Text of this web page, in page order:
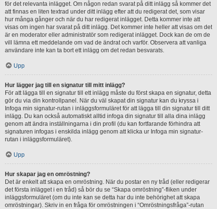
för det relevanta inlägget. Om någon redan svarat på ditt inlägg så kommer det
att finnas en liten textrad under ditt inlägg efter att du redigerat det, som visar
hur många gånger och när du har redigerat inlägget. Detta kommer inte att
visas om ingen har svarat på ditt inlägg. Det kommer inte heller att visas om det
är en moderator eller administratör som redigerat inlägget. Dock kan de om de
vill lämna ett meddelande om vad de ändrat och varför. Observera att vanliga
användare inte kan ta bort ett inlägg om det redan besvarats.
Upp
Hur lägger jag till en signatur till mitt inlägg?
För att lägga till en signatur till ett inlägg måste du först skapa en signatur, detta
gör du via din kontrollpanel. När du väl skapat din signatur kan du kryssa i
Infoga min signatur-rutan i inläggsformuläret för att lägga till din signatur till ditt
inlägg. Du kan också automatiskt alltid infoga din signatur till alla dina inlägg
genom att ändra inställningarna i din profil (du kan fortfarande förhindra att
signaturen infogas i enskilda inlägg genom att klicka ur Infoga min signatur-
rutan i inläggsformuläret).
Upp
Hur skapar jag en omröstning?
Det är enkelt att skapa en omröstning. När du postar en ny tråd (eller redigerar
det första inlägget i en tråd) så bör du se “Skapa omröstning”-fliken under
inläggsformuläret (om du inte kan se detta har du inte behörighet att skapa
omröstningar). Skriv in en fråga för omröstningen i “Omröstningsfråga”-rutan